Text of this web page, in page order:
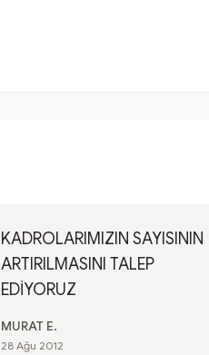
KADROLARIMIZIN SAYISININ
ARTIRILMASINI TALEP
EDİYORUZ
MURAT E.
28 Ağu 2012